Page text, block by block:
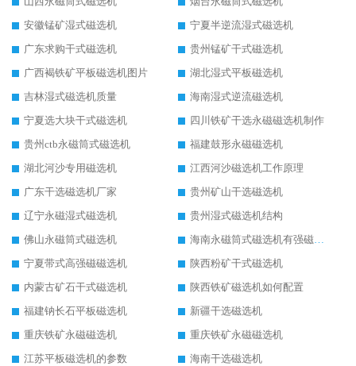
安徽锰矿湿式磁选机
宁夏半逆流湿式磁选机
广东求购干式磁选机
贵州锰矿干式磁选机
广西褐铁矿平板磁选机图片
湖北湿式平板磁选机
吉林湿式磁选机质量
海南湿式逆流磁选机
宁夏选大块干式磁选机
四川铁矿干选永磁磁选机制作
贵州ctb永磁筒式磁选机
福建鼓形永磁磁选机
湖北河沙专用磁选机
江西河沙磁选机工作原理
广东干选磁选机厂家
贵州矿山干选磁选机
辽宁永磁湿式磁选机
贵州湿式磁选机结构
佛山永磁筒式磁选机
海南永磁筒式磁选机有强磁的吗
宁夏带式高强磁磁选机
陕西粉矿干式磁选机
内蒙古矿石干式磁选机
陕西铁矿磁选机如何配置
福建钠长石平板磁选机
新疆干选磁选机
重庆铁矿永磁磁选机
重庆铁矿永磁磁选机
江苏平板磁选机的参数
海南干选磁选机